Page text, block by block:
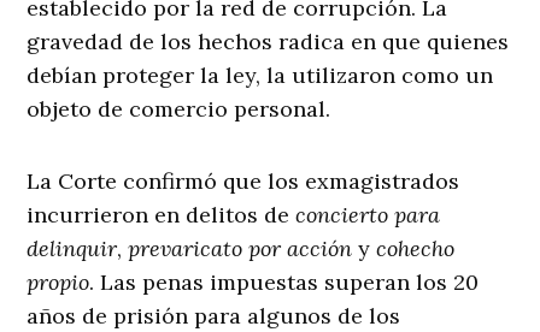
establecido por la red de corrupción. La
gravedad de los hechos radica en que quienes
debían proteger la ley, la utilizaron como un
objeto de comercio personal.
La Corte confirmó que los exmagistrados
incurrieron en delitos deconcierto para
delinquir,prevaricato por acción ycohecho
propio. Las penas impuestas superan los 20
años de prisión para algunos de los